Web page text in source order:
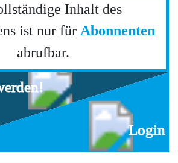
Inhalt des
ist nur für Abonnenten
abrufbar.
Login